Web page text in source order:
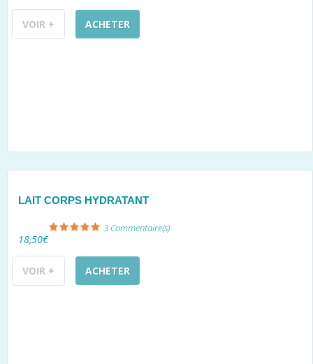
VOIR + ACHETER
LAIT CORPS HYDRATANT
3 Commentaire(s)
18,50€
VOIR + ACHETER